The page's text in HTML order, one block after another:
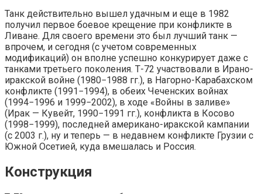
Танк действительно вышел удачным и еще в 1982
получил первое боевое крещение при конфликте в
Ливане. Для своего времени это был лучший танк —
впрочем, и сегодня (с учетом современных
модификаций) он вполне успешно конкурирует даже с
танками третьего поколения. Т-72 участвовали в Ирано-
иракской войне (1980−1988 гг.), в Нагорно-Карабахском
конфликте (1991−1994), в обеих Чеченских войнах
(1994−1996 и 1999−2002), в ходе «Войны в заливе»
(Ирак — Кувейт, 1990−1991 гг.), конфликта в Косово
(1998−1999), последней американо-иракской кампании
(c 2003 г.), ну и теперь — в недавнем конфликте Грузии с
Южной Осетией, куда вмешалась и Россия.
Конструкция